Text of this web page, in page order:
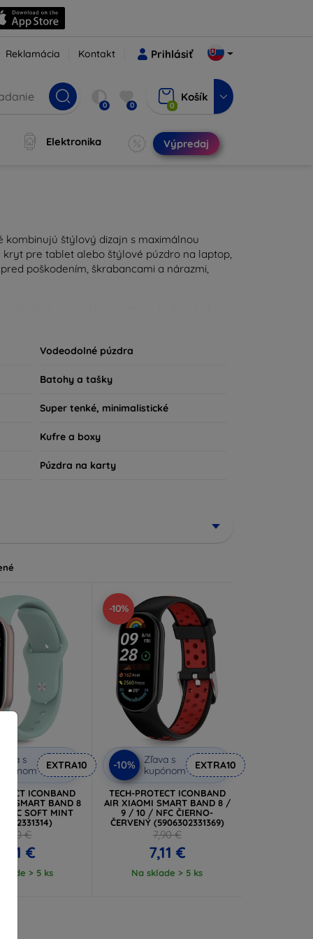
Reklamácia Kontakt Prihlásiť
0 0 0
Košík
Elektronika Výpredaj
štýlový dizajn s maximálnou
pre tablet alebo štýlové púzdro na laptop,
poškodením, škrabancami a nárazmi,
vášho každodenného outfitu. Pre
sme tu práve pre vás.
Vodeodolné púzdra
Batohy a tašky
Super tenké, minimalistické
Kufre a boxy
Púzdra na karty
Zľava s
kupónom
EXTRA10
ICONBAND
SMART BAND 8
SOFT MINT
7,90 €
7,11 €
> 5 ks
-10%
-10%
Zľava s
kupónom
EXTRA10
TECH-PROTECT ICONBAND
AIR XIAOMI SMART BAND 8 /
9 / 10 / NFC ČIERNO-
ČERVENÝ (5906302331369)
7,90 €
7,11 €
Na sklade > 5 ks